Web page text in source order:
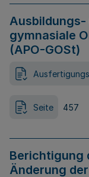
gymnasiale
(APO-GOSt)
Seite 457
Berichtigung
Änderung